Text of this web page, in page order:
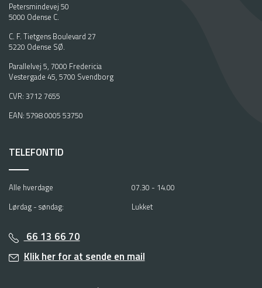
Petersmindevej 50
5000 Odense C.
C. F. Tietgens Boulevard 27
5220 Odense SØ.
Parallelvej 5, 7000 Fredericia
Vestergade 45, 5700 Svendborg
CVR: 3712 7655
EAN: 5798 0005 53750
TELEFONTID
Alle hverdage
07.30 - 14.00
Lørdag - søndag:
Lukket
66 13 66 70
Klik her for at sende en mail